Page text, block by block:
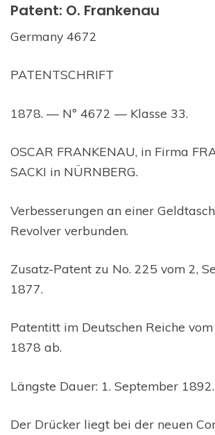
Patent: O. Frankenau
Germany 4672
PATENTSCHRIFT
1878. — Nº 4672 — Klasse 33.
OSCAR FRANKENAU, in Firma
SACKI in NÜRNBERG.
Verbesserungen an einer
Revolver verbunden.
Zusatz-Patent zu No. 225 vom 2,
1877.
Patentitt im Deutschen Reiche
1878 ab.
Längste Dauer: 1. September 1892.
Der Drücker liegt bei der neuen